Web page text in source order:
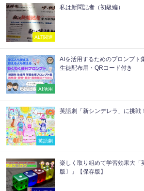
ALT関連
私は新聞記者（初級編）
AI活用
AIを活用するためのプロンプト
生徒配布用・QRコード付き
英語劇
英語劇「新シンデレラ」に挑戦
楽しく取り組めて学習効果大「
版〕」【保存版】